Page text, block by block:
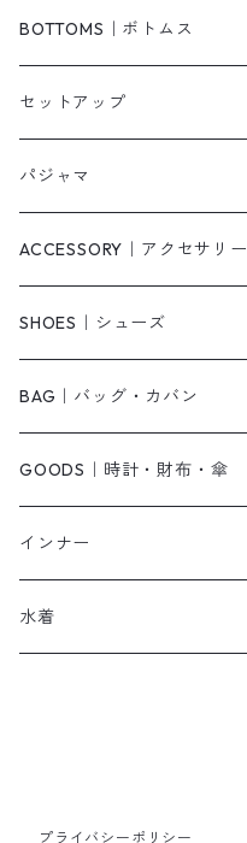
ベスト/チョッキ
タンクトップ/キャミソール
スウェット/パーカー
ニット/セーター
ベアトップ・チューブトップ
その他
コート
カーディガン
ダウンコート
その他
柄
無地
ニットワンピース
ロングワンピース
シャツワンピース
キャミワンピース
オールインワン・サロペット
ジャンパースカート
その他
BOTTOMS｜ボトムス
パンツ・デニム
ショートパンツ
スカート
その他
セットアップ
パジャマ
ACCESSORY｜アクセサリー
ピアス・リング
ネックレス
ベルト
ブレスレット
帽子
ストール・マフラー
SHOES｜シューズ
パンプス
サンダル
ショートブーツ・ブーティ
ロングブーツ
その他
BAG｜バッグ・カバン
ショルダーバッグ
ハンドバッグ
リュック
その他
GOODS｜時計・財布・傘
インナー
水着
プライバシーポリシー